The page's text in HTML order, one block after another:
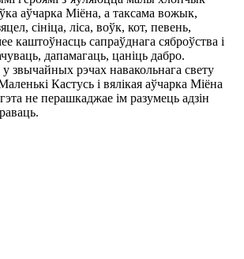
аўчарка Міёна, а таксама вожык,
сініца, ліса, воўк, кот, певень,
каштоўнасць сапраўднага сяброўства і
дапамагаць, цаніць дабро.
звычайных рэчах навакольнага свету
Кастусь і вялікая аўчарка Міёна
не перашкаджае ім разумець адзін